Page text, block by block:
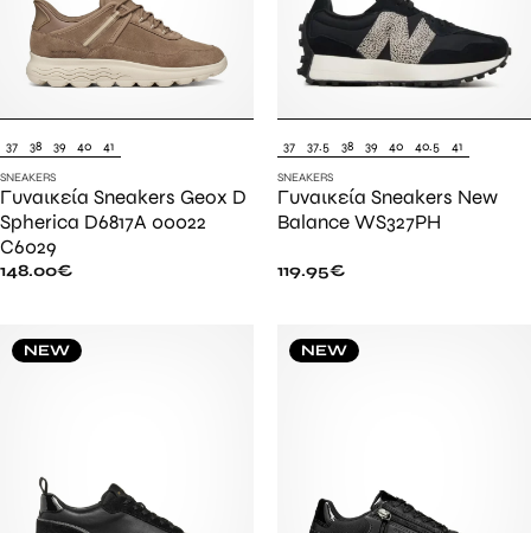
37 38 39 40 41
SNEAKERS
Γυναικεία Sneakers Geox D
Spherica D6817A 00022
C6029
148.00€
37 37.5 38 39 40 40.5 41
SNEAKERS
Γυναικεία Sneakers New
Balance WS327PH
119.95€
NEW NEW